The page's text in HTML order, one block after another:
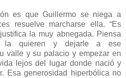
es que Guillermo se niega a
resuelve marcharse ella. “Es
la muy abnegada. Piensa
la quieren y dejarle a ese
valle y su palacio y empezar en
lejos del lugar donde nació y
Esa generosidad hiperbólica no